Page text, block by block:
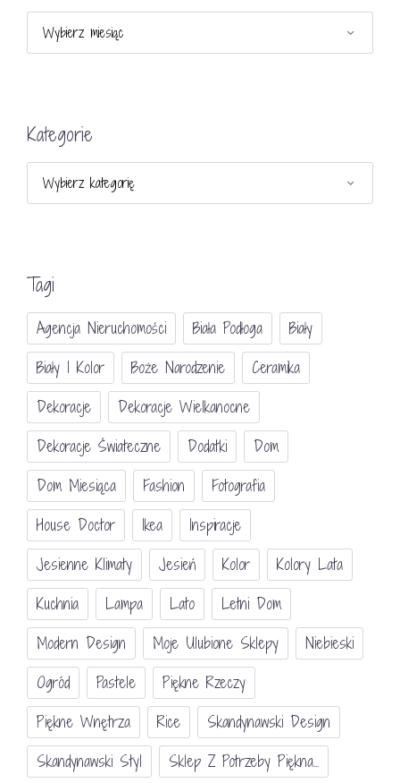
Kategorie
Tagi
Agencja Nieruchomości Biała Podłoga
Biały
Biały I Kolor
Boże Narodzenie
Ceramika
Dekoracje
Dekoracje Wielkanocne
Dekoracje Świateczne
Dodatki
Dom
Dom Miesiąca
Fashion
Fotografia
House Doctor
Ikea
Inspiracje
Jesienne Klimaty
Jesień Kolor
Kolory Lata
Kuchnia
Lampa Lato
Letni Dom
Modern Design
Moje Ulubione Sklepy
Niebieski
Ogród
Pastele
Piękne Rzeczy
Piękne Wnętrza
Rice
Skandynawski Design
Skandynawski Styl
Sklep Z Potrzeby Piękna...